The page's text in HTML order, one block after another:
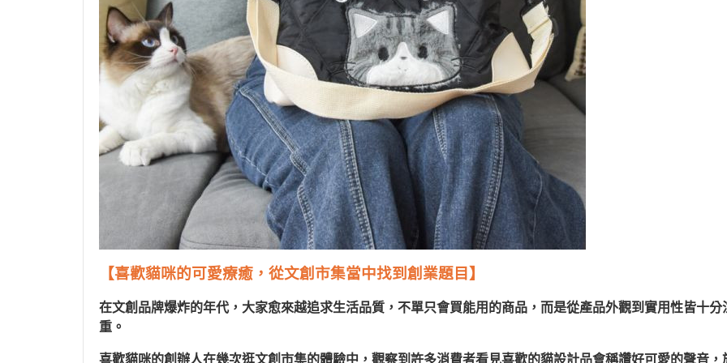
【喜歡貓咪的可愛療癒，從文創市集當中找到創業題目】
在文創品牌爆炸的年代，大家愈來越追求生活品質，不單只會買能用的商品，而是從產品外觀到實用性皆十分
重。
喜歡貓咪的創辦人在幾次逛文創市集的體驗中，觀察到許多消費者看見喜歡的貓設計品會稱讚好可愛的聲音，